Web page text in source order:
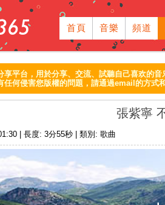
首頁 音樂 頻道
享平台，用於分享、交流、試聽自己喜欢的音
任何侵害您版權的問題，請通過email的方式
張紫寧
長度: 3分55秒 類別: 歌曲